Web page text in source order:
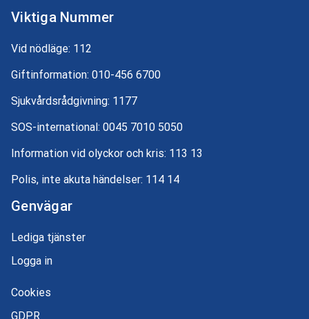
Viktiga Nummer
Vid nödläge: 112
Giftinformation: 010-456 6700
Sjukvårdsrådgivning: 1177
SOS-international: 0045 7010 5050
Information vid olyckor och kris: 113 13
Polis, inte akuta händelser: 114 14
Genvägar
Lediga tjänster
Logga in
Cookies
GDPR